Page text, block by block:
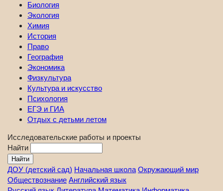
Биология
Экология
Химия
История
Право
География
Экономика
Физкультура
Культура и искусство
Психология
ЕГЭ и ГИА
Отдых с детьми летом
Исследовательские работы и проекты
Найти
ДОУ (детский сад) Начальная школа Окружающий мир
Обществознание Английский язык